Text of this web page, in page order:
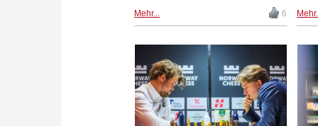
Gukesh. Wesley So setzte sich im
Tabellenführer Alireza Firouzja
durch, und Vincent Keymer
verpasste in der klassischen
Partie gegen Praggnanandhaa
gute Chancen und verlor dann
nach einem Blackout im
Mehr... 6